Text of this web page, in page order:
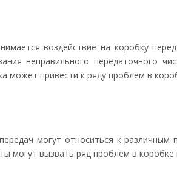
воздействие на коробку
неправильного передаточного
может привести к ряду проблем в
могут относиться к
могут вызвать ряд проблем в коробке